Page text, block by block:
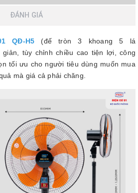
ĐÁNH GIÁ
QĐ-H5
(đế tròn 3 khoang 5 lá
tùy chỉnh chiều cao tiện lợi, công
tối ưu cho người tiêu dùng muốn mua
mà giá cả phải chăng.